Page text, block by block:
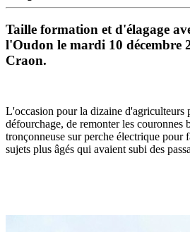
Taille formation et d'élagage
l'Oudon le mardi 10 décembre
Craon.
L'occasion pour la dizaine d'agriculteurs
défourchage, de remonter les couronnes
tronçonneuse sur perche électrique pour
sujets plus âgés qui avaient subi des